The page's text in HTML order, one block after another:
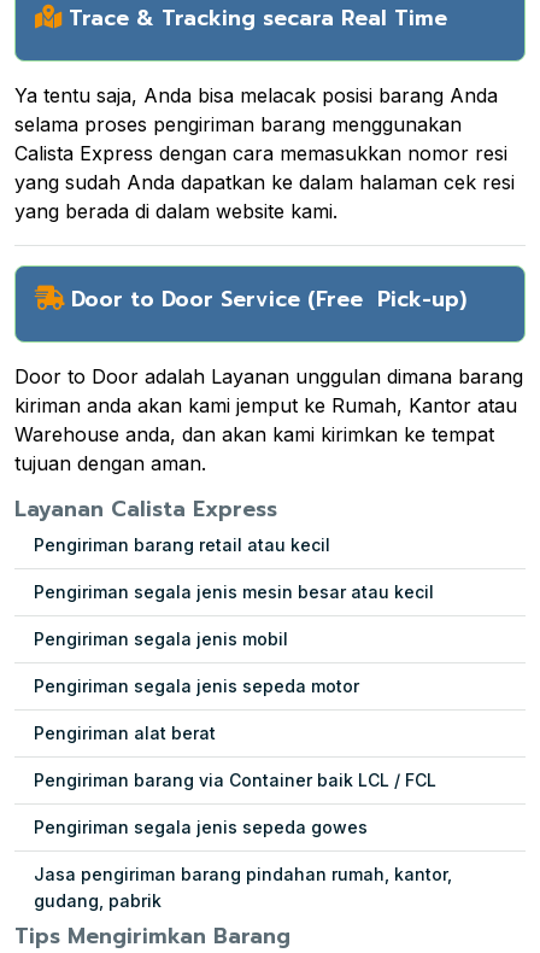
Trace & Tracking secara Real Time
Ya tentu saja, Anda bisa melacak posisi barang Anda
selama proses pengiriman barang menggunakan
Calista Express dengan cara memasukkan nomor resi
yang sudah Anda dapatkan ke dalam halaman cek resi
yang berada di dalam website kami.
Door to Door Service (Free Pick-up)
Door to Door adalah Layanan unggulan dimana barang
kiriman anda akan kami jemput ke Rumah, Kantor atau
Warehouse anda, dan akan kami kirimkan ke tempat
tujuan dengan aman.
Layanan Calista Express
Pengiriman barang retail atau kecil
Pengiriman segala jenis mesin besar atau kecil
Pengiriman segala jenis mobil
Pengiriman segala jenis sepeda motor
Pengiriman alat berat
Pengiriman barang via Container baik LCL / FCL
Pengiriman segala jenis sepeda gowes
Jasa pengiriman barang pindahan rumah, kantor,
gudang, pabrik
Tips Mengirimkan Barang